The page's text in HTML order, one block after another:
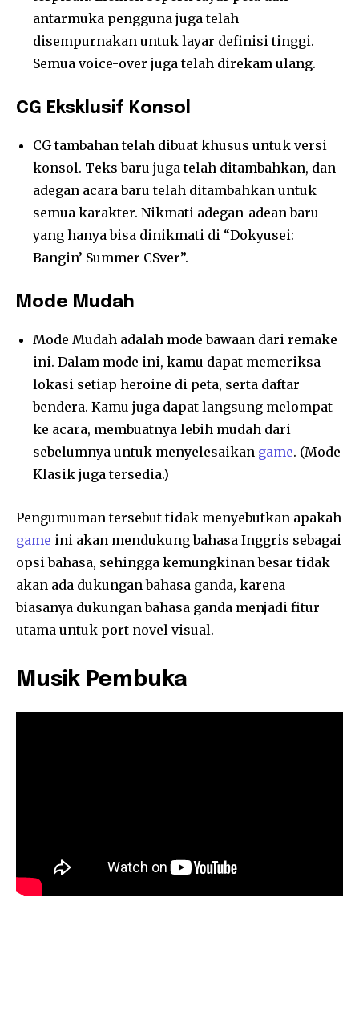
antarmuka pengguna juga telah
disempurnakan untuk layar definisi tinggi.
Semua voice-over juga telah direkam ulang.
CG Eksklusif Konsol
CG tambahan telah dibuat khusus untuk versi
konsol. Teks baru juga telah ditambahkan, dan
adegan acara baru telah ditambahkan untuk
semua karakter. Nikmati adegan-adean baru
yang hanya bisa dinikmati di “Dokyusei:
Bangin’ Summer CSver”.
Mode Mudah
Mode Mudah adalah mode bawaan dari remake
ini. Dalam mode ini, kamu dapat memeriksa
lokasi setiap heroine di peta, serta daftar
bendera. Kamu juga dapat langsung melompat
ke acara, membuatnya lebih mudah dari
sebelumnya untuk menyelesaikan game. (Mode
Klasik juga tersedia.)
Pengumuman tersebut tidak menyebutkan apakah
game ini akan mendukung bahasa Inggris sebagai
opsi bahasa, sehingga kemungkinan besar tidak
akan ada dukungan bahasa ganda, karena
biasanya dukungan bahasa ganda menjadi fitur
utama untuk port novel visual.
Musik Pembuka